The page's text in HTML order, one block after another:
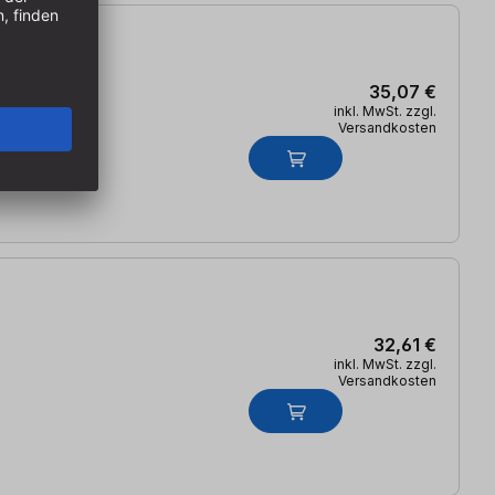
35,07 €
inkl. MwSt. zzgl.
Versandkosten
32,61 €
inkl. MwSt. zzgl.
Versandkosten